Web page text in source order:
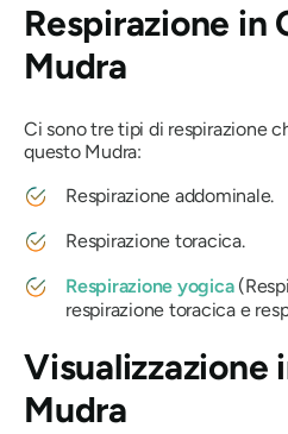
Respirazione in
Mudra
Ci sono tre tipi di respirazione
questo Mudra:
Respirazione addominale.
Respirazione toracica.
Respirazione yogica
respirazione toracica e
Visualizzazione
Mudra